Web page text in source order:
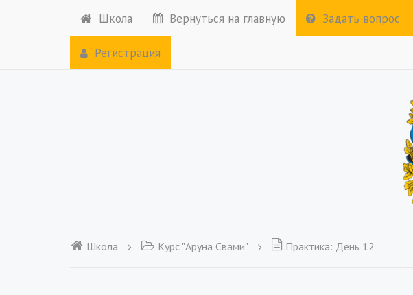
Школа Вернуться на главную Задать вопрос
Регистрация
Школа Курс "Аруна Свами" Практика: День 12